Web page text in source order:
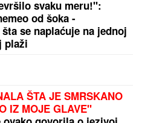
KOSOVU I METOHIJI